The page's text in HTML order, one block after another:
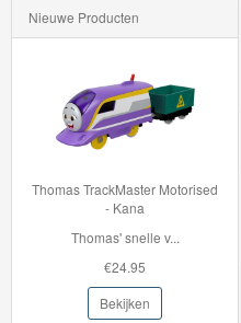
Thomas
Trackmaster
Along
de
trein
Thomas
Nieuwe Producten
Motorised
BJT263 Bigjigstrein
Mountain Rescue
Deze houten